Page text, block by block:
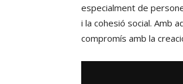
especialment de
i la cohesió social. Amb
compromís amb la